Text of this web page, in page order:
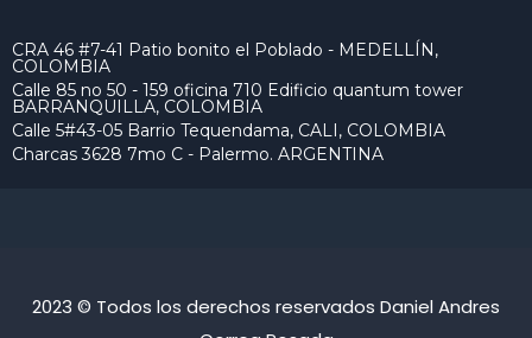
CRA 46 #7-41 Patio bonito el Poblado - MEDELLÍN,
COLOMBIA
Calle 85 no 50 - 159 oficina 710 Edificio quantum tower
BARRANQUILLA, COLOMBIA
Calle 5#43-05 Barrio Tequendama, CALI, COLOMBIA
Charcas 3628 7mo C - Palermo. ARGENTINA
2023 © Todos los derechos reservados Daniel Andres